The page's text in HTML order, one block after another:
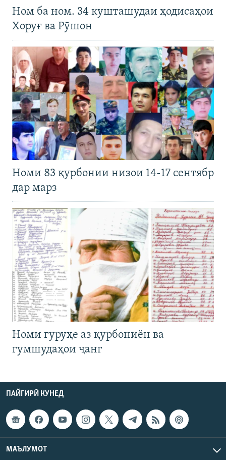
Ном ба ном. 34 кушташудаи ҳодисаҳои
Хоруғ ва Рӯшон
Номи 83 қурбонии низои 14-17 сентябр
дар марз
Номи гуруҳе аз қурбониён ва
гумшудаҳои ҷанг
ПАЙГИРӢ КУНЕД
МАЪЛУМОТ